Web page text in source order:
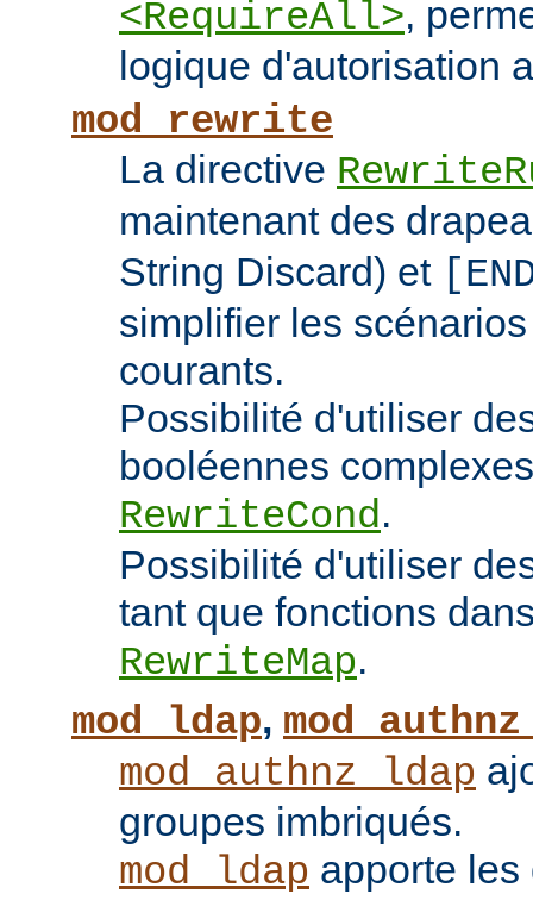
<RequireAll>,
logique d'autorisation
mod_rewrite
La directive
maintenant des
String Discard) et
simplifier les
courants.
Possibilité d'utiliser
booléennes
RewriteCond.
Possibilité d'utiliser
tant que fonctions
RewriteMap.
mod_ldap,
mod_authnz_ldap
groupes imbriqués.
mod_ldap apporte les